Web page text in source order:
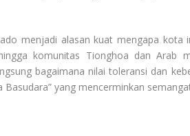
menjadi alasan kuat mengapa kota
komunitas Tionghoa dan Arab
bagaimana nilai toleransi dan
Basudara” yang mencerminkan